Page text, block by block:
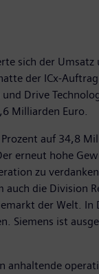
sich der
der ICx-
Drive
Milliarden Euro.
auf 34,8
erneut hohe
zu
die Division
der Welt.
Siemens ist
anhaltende